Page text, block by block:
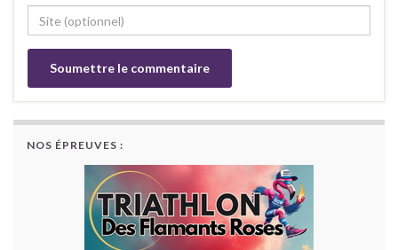
NOS ÉPREUVES :